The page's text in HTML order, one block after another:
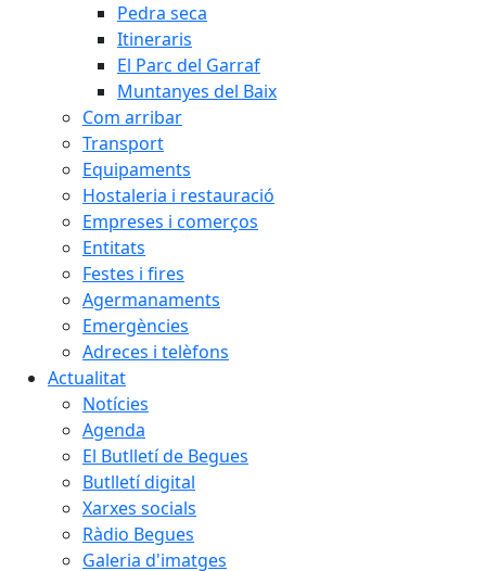
Pedra seca
Itineraris
El Parc del Garraf
Muntanyes del Baix
Com arribar
Transport
Equipaments
Hostaleria i restauració
Empreses i comerços
Entitats
Festes i fires
Agermanaments
Emergències
Adreces i telèfons
Actualitat
Notícies
Agenda
El Butlletí de Begues
Butlletí digital
Xarxes socials
Ràdio Begues
Galeria d'imatges